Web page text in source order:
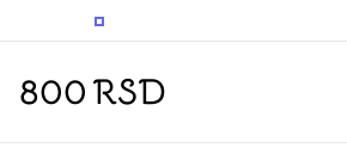
PROMENITE UGAO GLEDANJA
PROMENITE UGAO GLEDANJA
800RSD